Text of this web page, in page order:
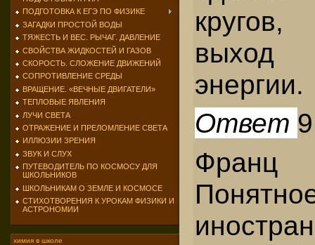
ПОДГОТОВКА К ЕГЭ ПО ФИЗИКЕ
ЗАГАДКИ ПРОСТОЙ ВОДЫ
ТЯЖЕСТЬ И ВЕС. РЫЧАГ. ДАВЛЕНИЕ
СВОЙСТВА ЖИДКОСТЕЙ И ГАЗОВ
СКОРОСТЬ. СЛОЖЕНИЕ ДВИЖЕНИЙ
СОПРОТИВЛЕНИЕ СРЕДЫ
ВРАЩЕНИЕ. «ВЕЧНЫЕ ДВИГАТЕЛИ»
ТЕПЛОВЫЕ ЯВЛЕНИЯ
ЛУЧИ СВЕТА
ОТРАЖЕНИЕ И ПРЕЛОМЛЕНИЕ СВЕТА
ИЛЛЮЗИИ ЗРЕНИЯ
ЗВУК И СЛУХ
ПУТЕВОДИТЕЛЬ ПО КОСМОСУ ДЛЯ
ШКОЛЬНИКОВ
ШКОЛЬНИКАМ О ЗЕМЛЕ И КОСМОСЕ
СТИХОТВОРЕНИЯ К УРОКАМ ФИЗИКИ И
АСТРОНОМИИ
химия в школе
выход
энергии.
Ответ 9